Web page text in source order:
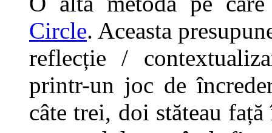
Circle. Aceasta
reflecție /
printr-un joc de
câte trei, doi stăteau